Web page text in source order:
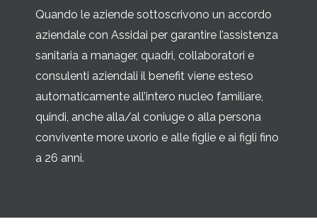
Quando le aziende sottoscrivono un accordo
aziendale con Assidai per garantire l’assistenza
sanitaria a manager, quadri, collaboratori e
consulenti aziendali il benefit viene esteso
automaticamente all’intero nucleo familiare,
quindi, anche alla/al coniuge o alla persona
convivente more uxorio e alle figlie e ai figli fino
a 26 anni.